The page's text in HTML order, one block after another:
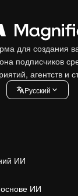
для создания
подписчиков
агентств и
Pусский
ИИ
ИИ